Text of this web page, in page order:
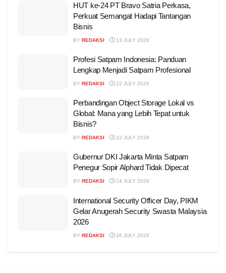
HUT ke-24 PT Bravo Satria Perkasa,
Perkuat Semangat Hadapi Tantangan
Bisnis
BY REDAKSI 13 JULY 2026
Profesi Satpam Indonesia: Panduan
Lengkap Menjadi Satpam Profesional
BY REDAKSI 22 JULY 2026
Perbandingan Object Storage Lokal vs
Global: Mana yang Lebih Tepat untuk
Bisnis?
BY REDAKSI 22 JULY 2026
Gubernur DKI Jakarta Minta Satpam
Penegur Sopir Alphard Tidak Dipecat
BY REDAKSI 24 JULY 2026
International Security Officer Day, PIKM
Gelar Anugerah Security Swasta Malaysia
2026
BY REDAKSI 26 JULY 2026